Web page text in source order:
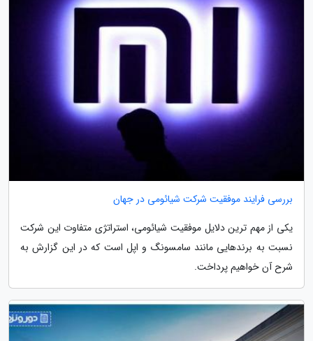
بررسی فرایند موفقیت شرکت شیائومی در جهان
یکی از مهم ترین دلایل موفقیت شیائومی، استراتژی متفاوت این شرکت
نسبت به برندهایی مانند سامسونگ و اپل است که در این گزارش به
شرح آن خواهیم پرداخت.